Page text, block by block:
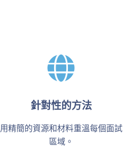
針對性的方法
用精簡的資源和材料重溫每個面試
區域。